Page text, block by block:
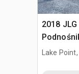
2018
Lake Point,